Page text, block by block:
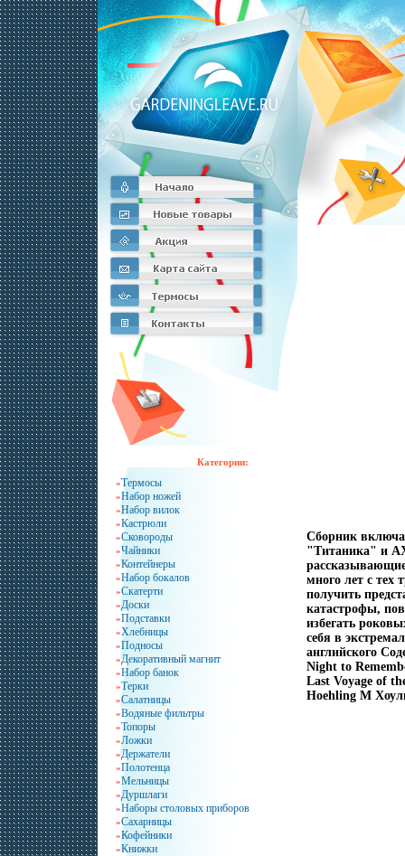
Категории:
»Термосы
»Набор ножей
»Набор вилок
»Кастрюли
»Сковороды
»Чайники
»Контейнеры
»Набор бокалов
»Скатерти
»Доски
»Подставки
»Хлебницы
»Подносы
»Декоративный магнит
»Набор банок
»Терки
»Салатницы
»Водяные фильтры
»Топоры
»Ложки
»Держатели
»Полотенца
»Мельницы
»Дуршлаги
»Наборы столовых приборов
»Сахарницы
»Кофейники
»Книжки
Сборник
"Титаника" и
много лет с тех
получить
катастрофы,
избегать
себя в
английского
Night to
Last Voyage of
Hoehling М